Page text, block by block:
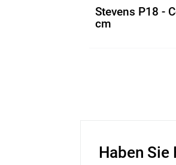
Stevens P18 -
cm
Haben Sie